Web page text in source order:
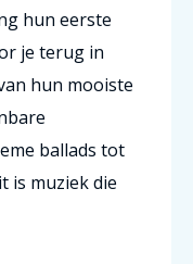
hun eerste
je terug in
hun mooiste
ballads tot
is muziek die